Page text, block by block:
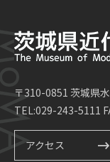
〒310-0851 茨城県
TEL:029-243-5111
アクセス